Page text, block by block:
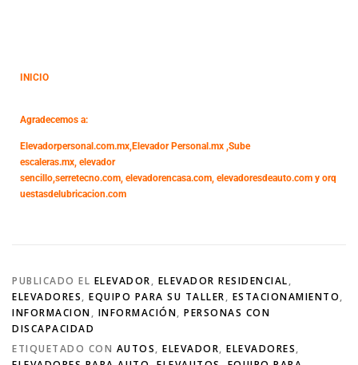
INICIO
Agradecemos a:
Elevadorpersonal.com.mx,Elevador Personal.mx ,Sube
escaleras.mx, elevador
sencillo,serretecno.com, elevadorencasa.com, elevadoresdeauto.com y orq
uestasdelubricacion.com
PUBLICADO EL ELEVADOR, ELEVADOR RESIDENCIAL,
ELEVADORES, EQUIPO PARA SU TALLER, ESTACIONAMIENTO,
INFORMACION, INFORMACIÓN, PERSONAS CON
DISCAPACIDAD
ETIQUETADO CON AUTOS, ELEVADOR, ELEVADORES,